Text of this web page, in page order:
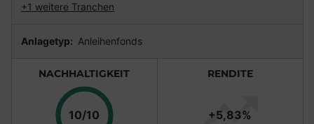
+1 weitere Tranchen
Anlagetyp: Anleihenfonds
NACHHALTIGKEIT
10/10 Punkte
RENDITE
+5,83%